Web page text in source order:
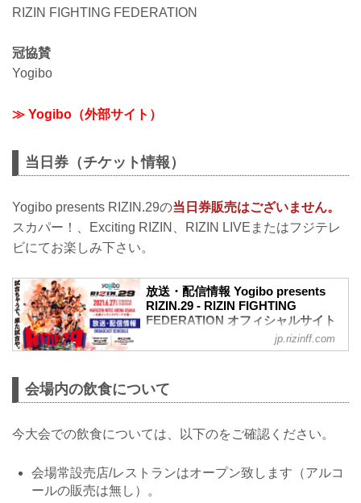
RIZIN FIGHTING FEDERATION
冠協賛
Yogibo
≫ Yogibo（外部サイト）
当日券（チケット情報）
Yogibo presents RIZIN.29の当日券販売はございません。
スカパー！、Exciting RIZIN、RIZIN LIVEまたはフジテレ
ビにてお楽しみ下さい。
放送・配信情報 Yogibo presents
RIZIN.29 - RIZIN FIGHTING
FEDERATION オフィシャルサイト
6月27日（日）に丸善インテックアリーナ
送・配信情報をまとめたぞ！
会場に行けない方は、Exciting RIZIN、
至の大阪大会をリアルタイムで視聴しよ
放送・配信スケジュール一覧
直前番組 放送・配信情報一覧
日付 時間 放送・配信媒体 番組名
jp.rizinff.com
会場内の飲食について
今大会での飲食については、以下のをご確認ください。
会場常設売店/レストランはオープン致します（アルコ
ールの販売は無し）。